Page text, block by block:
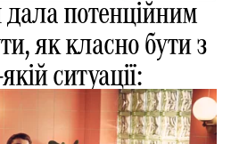
потенційним
як класно бути з
ситуації: